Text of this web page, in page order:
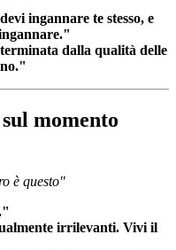
ingannare te stesso, e
dalla qualità delle
momento
è questo"
irrilevanti. Vivi il